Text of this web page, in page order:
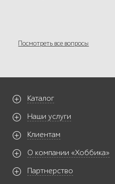
Посмотреть все вопросы
Каталог
Наши услуги
Клиентам
О компании «Хоббика»
Партнерство